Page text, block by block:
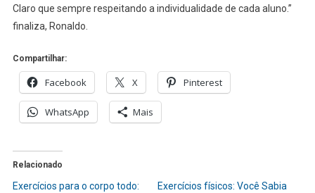
Claro que sempre respeitando a individualidade de cada aluno.”
finaliza, Ronaldo.
Compartilhar:
Facebook X Pinterest
WhatsApp Mais
Relacionado
Exercícios para o corpo todo:
Exercícios físicos: Você Sabia